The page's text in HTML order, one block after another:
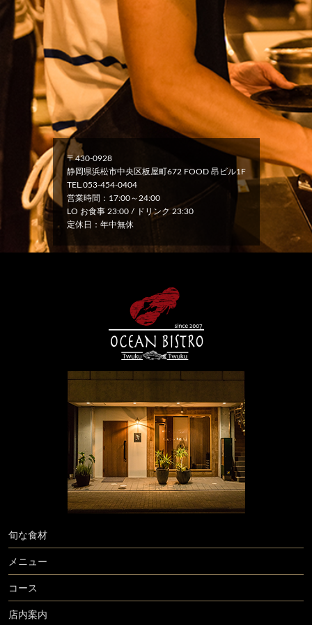
〒430-0928
静岡県浜松市中央区板屋町672 FOOD 昂ビル1F
TEL.053-454-0404
営業時間：17:00～24:00
LO お食事 23:00 / ドリンク 23:30
定休日：年中無休
旬な食材
メニュー
コース
店内案内